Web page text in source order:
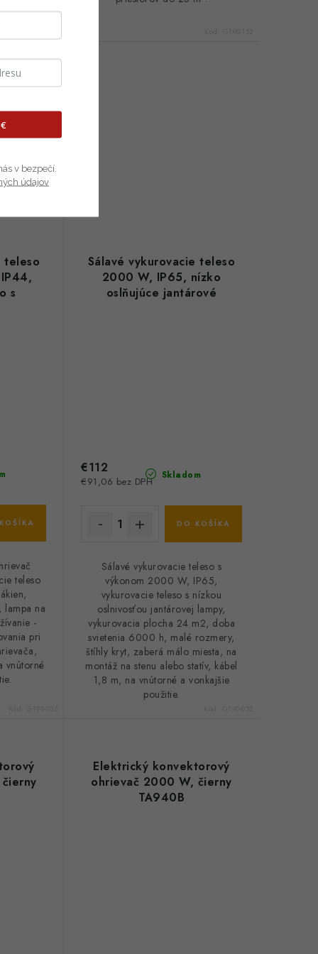
teleso
s
teleso
lampa na
-
pri
vnútorné
Sálavé vykurovacie teleso
2000 W, IP65, nízko
oslňujúce jantárové
Skladom
€91,06 bez DPH
€112
DO KOŠÍKA
Sálavé vykurovacie teleso s
výkonom 2000 W, IP65,
vykurovacie teleso s nízkou
oslnivosťou jantárovej lampy,
vykurovacia plocha 24 m2, doba
svietenia 6000 h, malé rozmery,
štíhly kryt, zaberá málo miesta, na
montáž na stenu alebo statív, kábel
1,8 m, na vnútorné a vonkajšie
použitie.
Elektrický konvektorový
ohrievač 2000 W, čierny
TA940B
v bezpečí.
údajov